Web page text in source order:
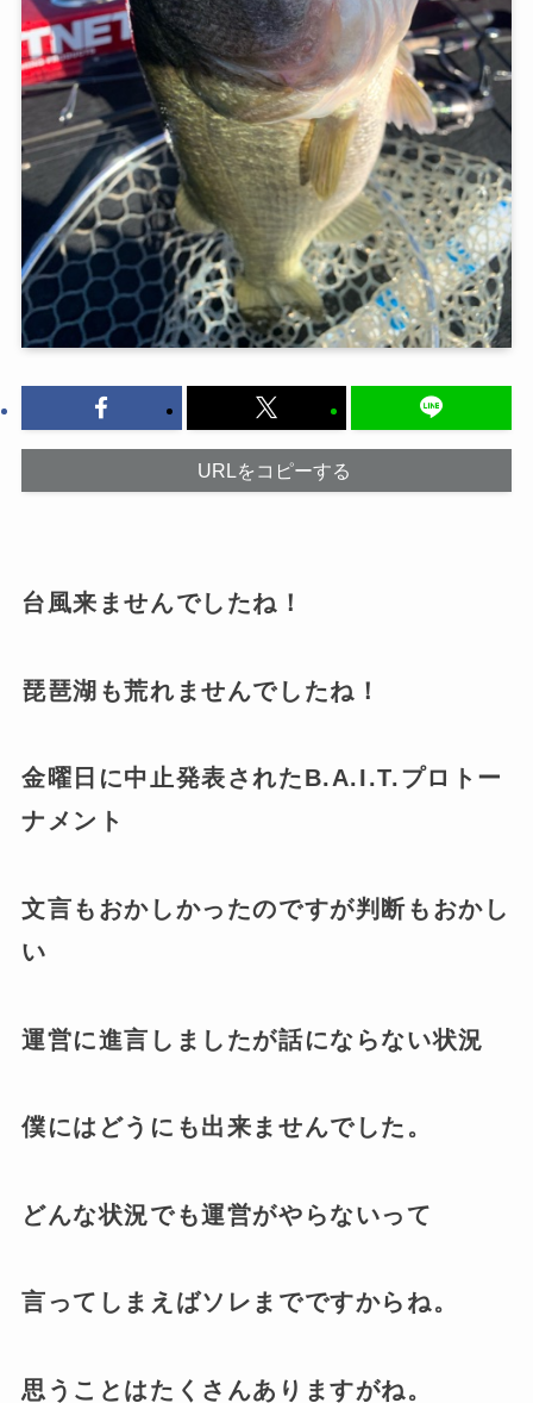
URLをコピーする
台風来ませんでしたね！
琵琶湖も荒れませんでしたね！
金曜日に中止発表されたB.A.I.T.プロトー
ナメント
文言もおかしかったのですが判断もおかし
い
運営に進言しましたが話にならない状況
僕にはどうにも出来ませんでした。
どんな状況でも運営がやらないって
言ってしまえばソレまでですからね。
思うことはたくさんありますがね。